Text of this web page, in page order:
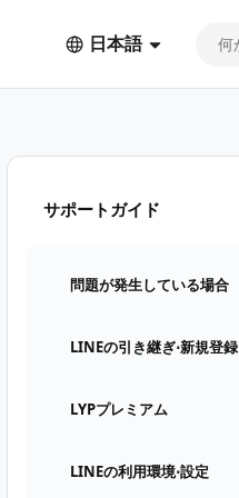
日本語
サポートガイド
問題が発生している場合
LINEの引き継ぎ⋅新規登録
LYPプレミアム
LINEの利用環境⋅設定